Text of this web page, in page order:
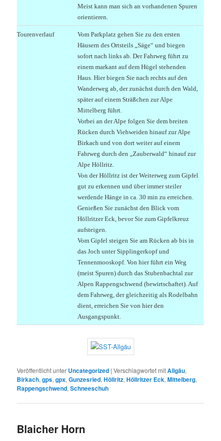
Meist kann man sich an vorhandenen Spuren
orientieren.
Tourenverlauf
Vom Parkplatz gehen Sie zu den ersten
Häusern des Ortsteils „Säge“ und biegen
sofort nach links ab. Der Fahrweg führt zu
einem markant auf dem Hügel stehenden
Haus. Hier biegen Sie nach rechts auf den
Wanderweg ab, der zunächst durch den Wald,
später auf einem Sträßchen zur Alpe
Mittelberg führt.
Vorbei an der Alpe folgen Sie dem breiten
Rücken durch Viehweiden hinauf zur Alpe
Birkach und von dort weiter auf einem
Fahrweg durch den „Zauberwald“ hinauf zur
Alpe Höllritz.
Von der Höllritz ist der Weiterweg zum Gipfel
gut zu erkennen und über immer steiler
werdende Hänge in ca. 30 min zu erreichen.
Genießen Sie zunächst den Blick vom
Höllritzer Eck, bevor Sie zum Gipfelkreuz
aufsteigen.
Vom Gipfel steigen Sie am Rücken ab bis in
das Joch unter Sipplingerkopf und
Tennenmooskopf. Von hier führt ein Weg
(meist Spuren) durch das Stubenbachtal zur
Alpen Rappengschwend (bewirtschaftet). Auf
dem Fahrweg, der gleichzeitig als Rodelbahn
dient, erreichen Sie von hier den
Ausgangspunkt.
Veröffentlicht unter Uncategorized |Verschlagwortet mitAllgäu,
Birkach,gps,gpx,Gunzesried,Höllritz,Höllritzer Eck,Mittelberg,
Rappengschwend,Schneeschuh
Blaicher Horn